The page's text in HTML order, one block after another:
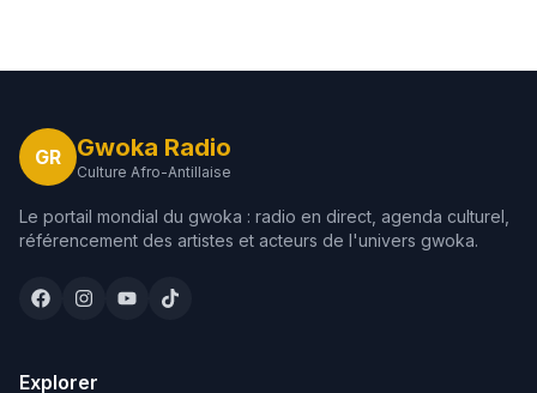
GR Gwoka Radio
Culture Afro-Antillaise
Le portail mondial du gwoka : radio en direct, agenda culturel,
référencement des artistes et acteurs de l'univers gwoka.
Explorer